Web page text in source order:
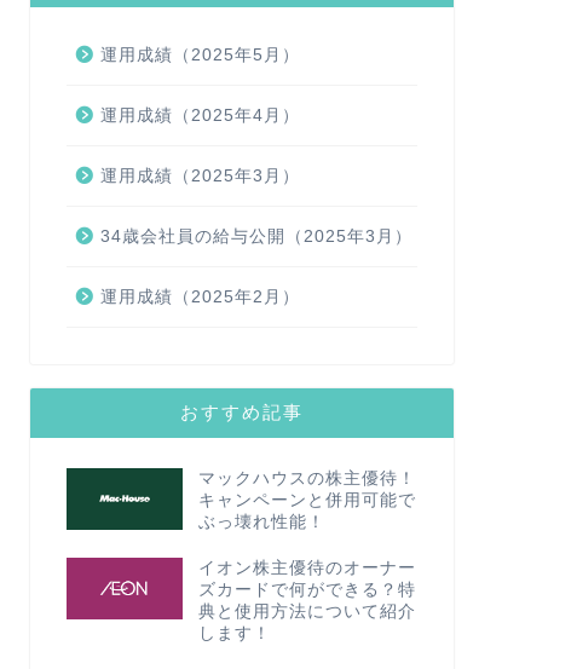
運用成績（2025年5月）
運用成績（2025年4月）
運用成績（2025年3月）
34歳会社員の給与公開（2025年3月）
運用成績（2025年2月）
おすすめ記事
マックハウスの株主優待！
キャンペーンと併用可能で
ぶっ壊れ性能！
イオン株主優待のオーナー
ズカードで何ができる？特
典と使用方法について紹介
します！